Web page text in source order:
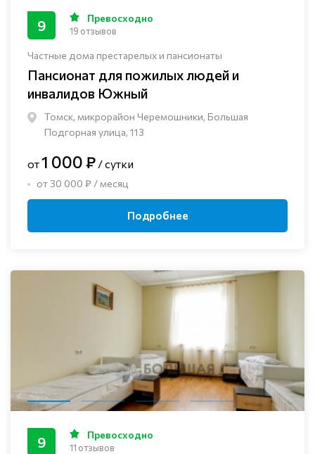
Частные дома престарелых и пансионаты
Пансионат для пожилых людей и
инвалидов Южный
Томск, микрорайон Черемошники, Большая
Подгорная улица, 113
9 Превосходно
19 отзывов
от1 000 ₽ / сутки
от 30 000 ₽ / месяц
Подробнее
9 Превосходно
11 отзывов